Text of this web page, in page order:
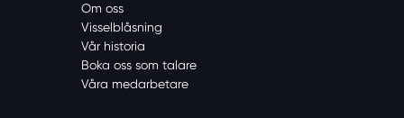
Om oss
Visselblåsning
Vår historia
Boka oss som talare
Våra medarbetare